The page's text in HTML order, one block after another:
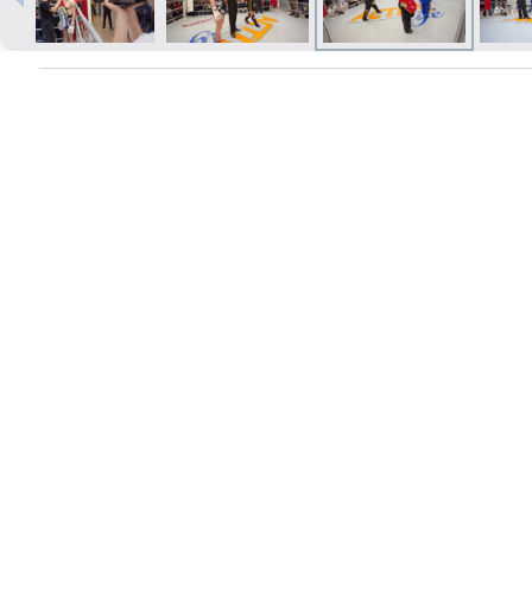
Печать в течение 1 часа в Риге –